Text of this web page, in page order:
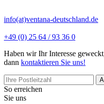
info(at)ventana-deutschland.de
+49 (0) 25 64 / 93 36 0
Haben wir Ihr Interesse
dann kontaktieren Sie uns!
So erreichen
Sie uns